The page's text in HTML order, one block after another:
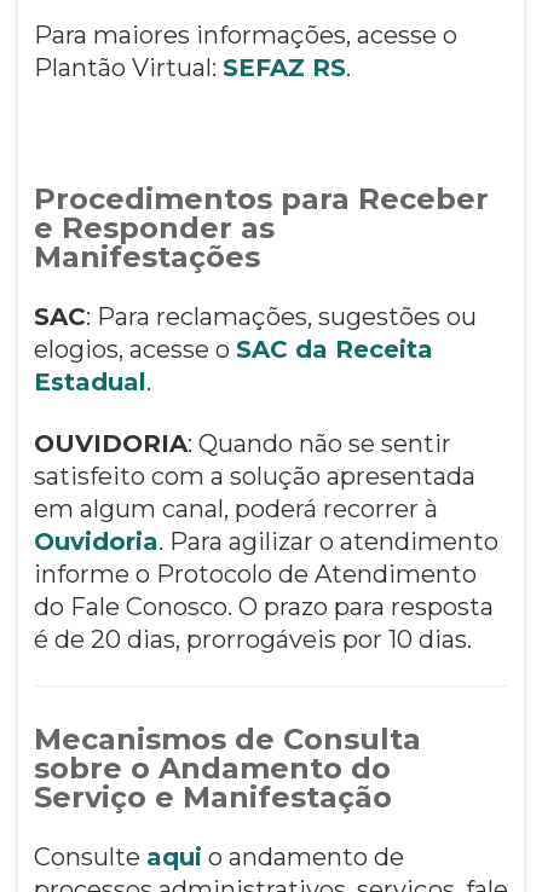
Para maiores informações, acesse o
Plantão Virtual: SEFAZ RS.
Procedimentos para Receber
e Responder as
Manifestações
SAC: Para reclamações, sugestões ou
elogios, acesse o SAC da Receita
Estadual.
OUVIDORIA: Quando não se sentir
satisfeito com a solução apresentada
em algum canal, poderá recorrer à
Ouvidoria. Para agilizar o atendimento
informe o Protocolo de Atendimento
do Fale Conosco. O prazo para resposta
é de 20 dias, prorrogáveis por 10 dias.
Mecanismos de Consulta
sobre o Andamento do
Serviço e Manifestação
Consulte aqui o andamento de